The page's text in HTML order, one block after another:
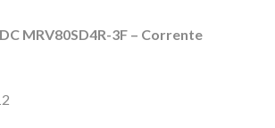
MRV80SD4R-3F – Corrente